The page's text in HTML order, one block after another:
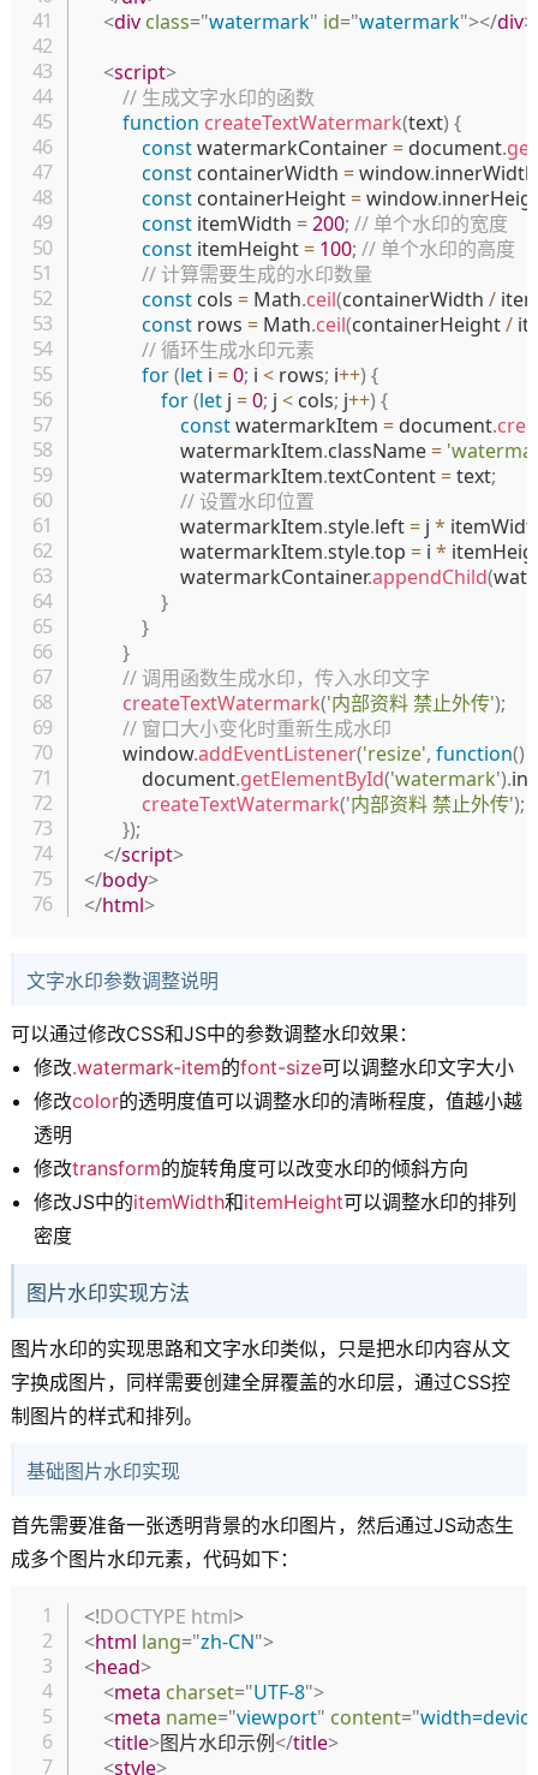
<div class="watermark" id="watermark"></div>
<script>
// 生成文字水印的函数
function createTextWatermark(text) {
const watermarkContainer = document.
const containerWidth = window.innerWidth
const containerHeight = window.
const itemWidth =200; // 单个水印的宽度
const itemHeight = 100; // 单个水印的高度
// 计算需要生成的水印数量
const cols = Math.ceil(containerWidth /
const rows = Math.ceil(containerHeight /
// 循环生成水印元素
for(let i =0; i < rows; i++) {
for(let j =0; j < cols; j++) {
const watermarkItem = document.
                    watermarkItem
.className =
                    watermarkItem
.textContent = text;
// 设置水印位置
                    watermarkItem
.style.left = j *
                    watermarkItem
.style.top = i *
                    watermarkContainer
.appendChild(
}
}
}
// 调用函数生成水印，传入水印文字
createTextWatermark('内部资料 禁止外传');
// 窗口大小变化时重新生成水印
        window
.addEventListener('resize', function()
            document
.getElementById('watermark').
createTextWatermark('内部资料 禁止外传');
});
</script>
</body>
</html>
文字水印参数调整说明
可以通过修改CSS和JS中的参数调整水印效果：
修改.watermark-item的font-size可以调整水印文字大小
修改color的透明度值可以调整水印的清晰程度，值越小越
透明
修改transform的旋转角度可以改变水印的倾斜方向
修改JS中的itemWidth和itemHeight可以调整水印的排列
密度
图片水印实现方法
图片水印的实现思路和文字水印类似，只是把水印内容从文
字换成图片，同样需要创建全屏覆盖的水印层，通过CSS控
制图片的样式和排列。
基础图片水印实现
首先需要准备一张透明背景的水印图片，然后通过JS动态生
成多个图片水印元素，代码如下：
<!DOCTYPE html>
<html lang="zh-CN">
<head>
<meta charset="UTF-8">
<meta name="viewport" content="
<title>图片水印示例</title>
<style>